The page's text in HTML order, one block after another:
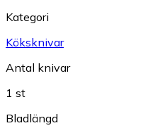
Kategori
Köksknivar
Antal knivar
1 st
Bladlängd